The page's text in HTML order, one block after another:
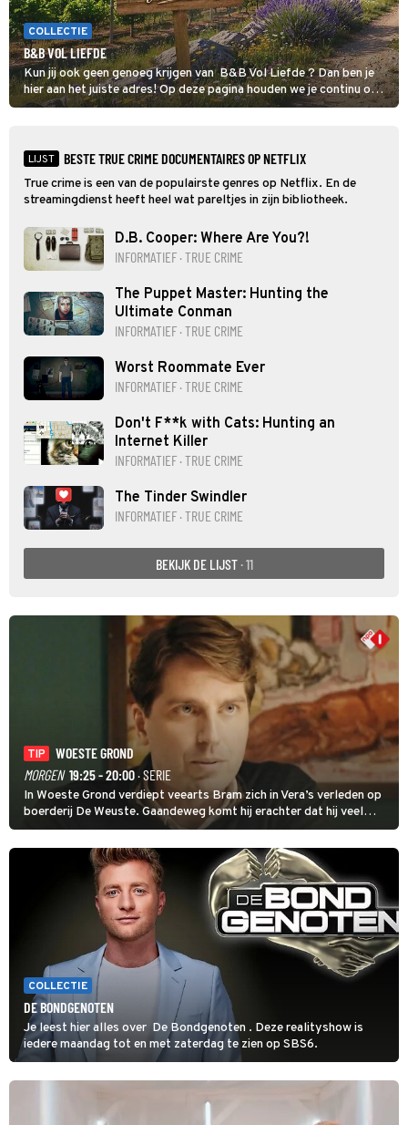
COLLECTIE
B&B VOL LIEFDE
Kun jij ook geen genoeg krijgen van B&B Vol Liefde ? Dan ben je
hier aan het juiste adres! Op deze pagina houden we je continu op
de hoogte van al het nieuws over de datingshow.
LIJST BESTE TRUE CRIME DOCUMENTAIRES OP NETFLIX
True crime is een van de populairste genres op Netflix. En de
streamingdienst heeft heel wat pareltjes in zijn bibliotheek.
D.B. Cooper: Where Are You?!
INFORMATIEF · TRUE CRIME
The Puppet Master: Hunting the
Ultimate Conman
INFORMATIEF · TRUE CRIME
Worst Roommate Ever
INFORMATIEF · TRUE CRIME
Don't F**k with Cats: Hunting an
Internet Killer
INFORMATIEF · TRUE CRIME
The Tinder Swindler
INFORMATIEF · TRUE CRIME
BEKIJK DE LIJST · 11
TIP
WOESTE GROND
MORGEN 19:25 - 20:00· SERIE
In Woeste Grond verdiept veearts Bram zich in Vera’s verleden op
boerderij De Weuste. Gaandeweg komt hij erachter dat hij veel
over haar vroegere leven wil weten, maar misschien toch niet alles.
Heeft dat gevolgen voor hun relatie?
COLLECTIE
DE BONDGENOTEN
Je leest hier alles over De Bondgenoten . Deze realityshow is
iedere maandag tot en met zaterdag te zien op SBS6.